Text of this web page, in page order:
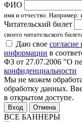
ФИО
имя и отчество. Например:
Читательский билет
своего читательского
Даю свое
информации в
ФЗ от 27.07.2006 "О
конфиденциальности
Мы не можем
обработку данных.
в открытом доступе.
Отмена
ВСЕ БАННЕРЫ